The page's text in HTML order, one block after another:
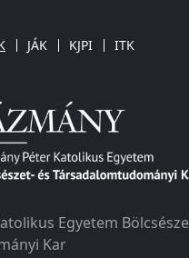
JÁK KJPI ITK
Egyetem
Kar